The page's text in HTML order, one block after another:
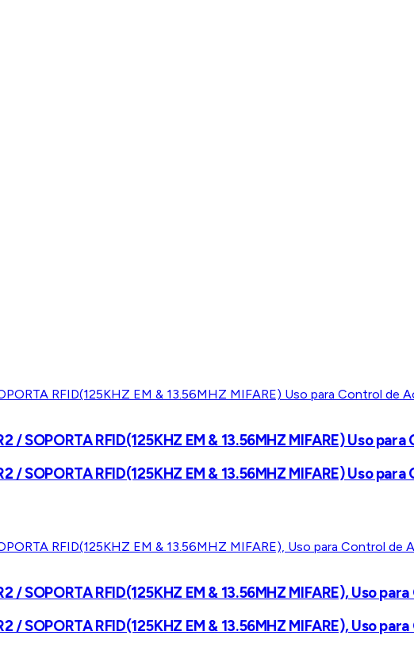
SOPORTA RFID(125KHZ EM & 13.56MHZ MIFARE) Uso
SOPORTA RFID(125KHZ EM & 13.56MHZ MIFARE) Uso
SOPORTA RFID(125KHZ EM & 13.56MHZ MIFARE), Uso
SOPORTA RFID(125KHZ EM & 13.56MHZ MIFARE), Uso